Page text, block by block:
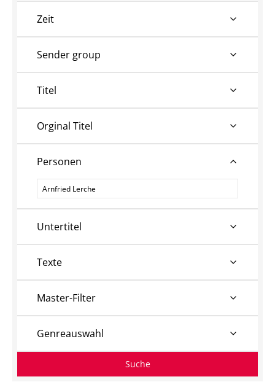
Zeit
Sender group
Titel
Orginal Titel
Personen
Personen
Untertitel
Texte
Master-Filter
Genreauswahl
Suche